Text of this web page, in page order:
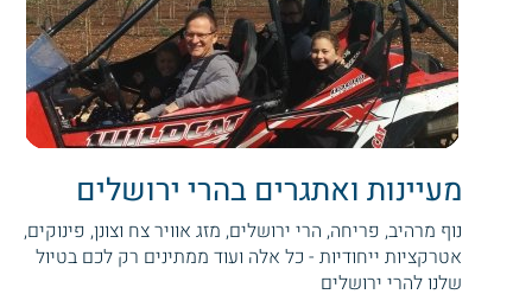
מעיינות ואתגרים בהרי ירושלים
נוף מרהיב, פריחה, הרי ירושלים, מזג אוויר צח וצונן, פינוקים,
אטרקציות ייחודיות - כל אלה ועוד ממתינים רק לכם בטיול
שלנו להרי ירושלים